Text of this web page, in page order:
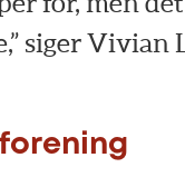
siger Vivian